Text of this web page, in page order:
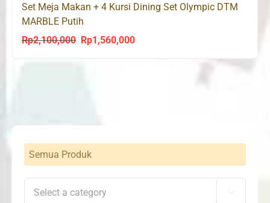
Set Meja Makan + 4 Kursi Dining Set Olympic DTM
MARBLE Putih
Rp2,100,000
Original
Rp1,560,000Current
Semua Produk
